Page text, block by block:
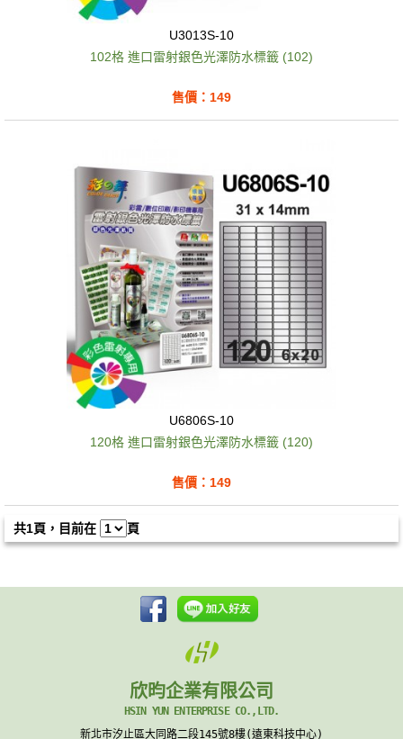
U3013S-10
102格 進口雷射銀色光澤防水標籤 (102)
售價：149
U6806S-10
120格 進口雷射銀色光澤防水標籤 (120)
售價：149
共1頁，目前在 頁
欣昀企業有限公司
HSIN YUN ENTERPRISE CO.,LTD.
新北市汐止區大同路二段145號8樓(遠東科技中心)